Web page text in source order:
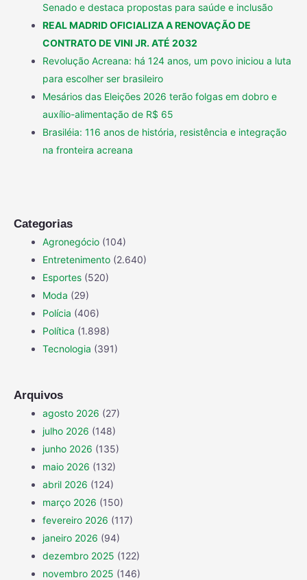
Senado e destaca propostas para saúde e inclusão
REAL MADRID OFICIALIZA A RENOVAÇÃO DE
CONTRATO DE VINI JR. ATÉ 2032
Revolução Acreana: há 124 anos, um povo iniciou a luta
para escolher ser brasileiro
Mesários das Eleições 2026 terão folgas em dobro e
auxílio-alimentação de R$ 65
Brasiléia: 116 anos de história, resistência e integração
na fronteira acreana
Categorias
Agronegócio (104)
Entretenimento (2.640)
Esportes (520)
Moda (29)
Polícia (406)
Política (1.898)
Tecnologia (391)
Arquivos
agosto 2026 (27)
julho 2026 (148)
junho 2026 (135)
maio 2026 (132)
abril 2026 (124)
março 2026 (150)
fevereiro 2026 (117)
janeiro 2026 (94)
dezembro 2025 (122)
novembro 2025 (146)